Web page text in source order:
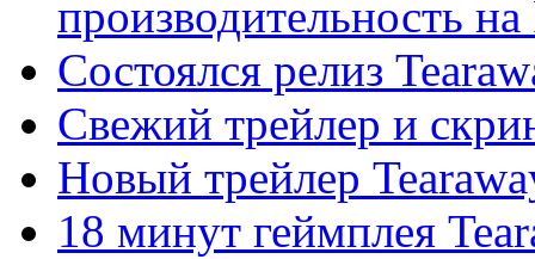
производительность на
Состоялся релиз
Свежий трейлер и
Новый трейлер
18 минут геймплея